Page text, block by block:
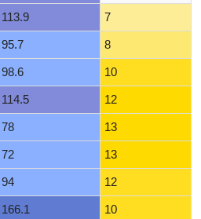
113.9 7
95.7 8
98.6 10
114.5 12
78 13
72 13
94 12
166.1 10